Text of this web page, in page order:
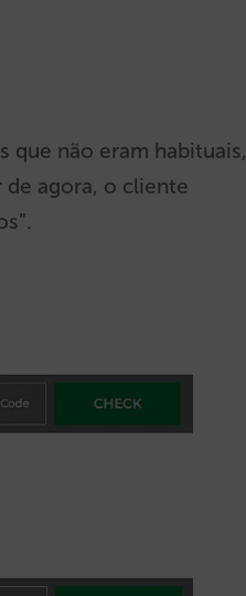
que não eram habituais,
de agora, o cliente